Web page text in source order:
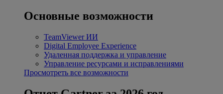
Основные возможности
TeamViewer ИИ
Digital Employee Experience
Удаленная поддержка и управление
Управление ресурсами и исправлениями
Просмотреть все возможности